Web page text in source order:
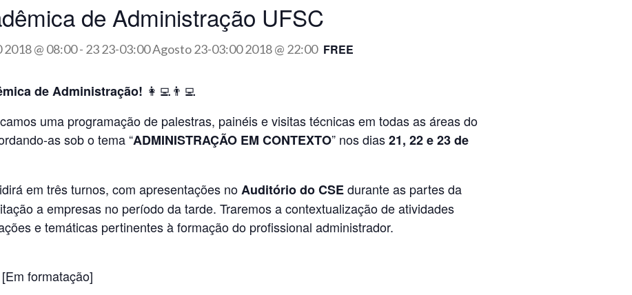
de Administração UFSC
@ 08:00- 23 23-03:00 Agosto 23-03:00 2018 @ 22:00 FREE
de Administração! 👩‍💻👨‍💻
uma programação de palestras, painéis e visitas técnicas em todas as áreas do
as sob o tema “ADMINISTRAÇÃO EM CONTEXTO” nos dias21, 22 e 23 de
em três turnos, com apresentações noAuditório do CSEdurante as partes da
a empresas no período da tarde. Traremos a contextualização de atividades
e temáticas pertinentes à formação do profissional administrador.
formatação]